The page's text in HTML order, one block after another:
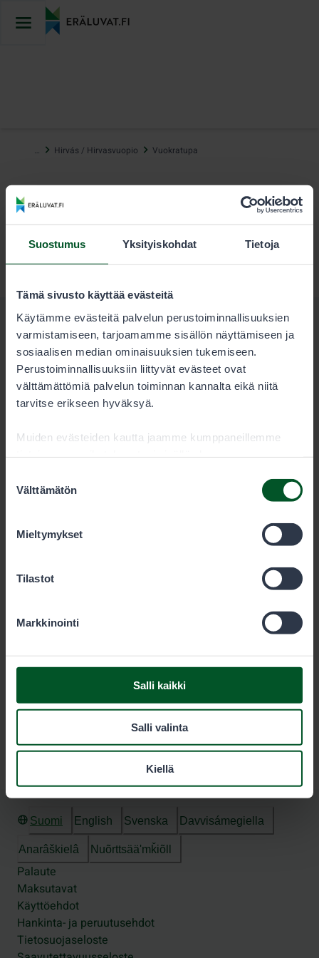
Suostumus Yksityiskohdat Tietoja
Tämä sivusto käyttää evästeitä
Käytämme evästeitä palvelun perustoiminnallisuuksien
varmistamiseen, tarjoamamme sisällön näyttämiseen ja
sosiaalisen median ominaisuuksien tukemiseen.
Perustoiminnallisuuksiin liittyvät evästeet ovat
välttämättömiä palvelun toiminnan kannalta eikä niitä
tarvitse erikseen hyväksyä.
Muiden evästeiden kautta jaamme kumppaneillemme
tietoihin, joita olet antanut heille tai joita on kerätty, kun
olet käyttänyt heidän palvelujaan. Voit sallia haluamasi
valinta
Välttämätön
Mieltymykset
Tilastot
Markkinointi
Salli kaikki
Salli valinta
Kiellä
sisältöön
… Hirvás / Hirvasvuopio Vuokratupa
Metsähallitus
PL 80 (Opastinsilta 12 C)
00521Helsinki
Eräluvat
eraluvat@metsa.fi
+358 20 69 2424
Seuraa meitä
Suomi English Svenska Davvisámegiella
Anarâškielâ Nuõrttsääʹmǩiõll
Palaute
Maksutavat
Käyttöehdot
Hankinta- ja peruutusehdot
Tietosuojaseloste